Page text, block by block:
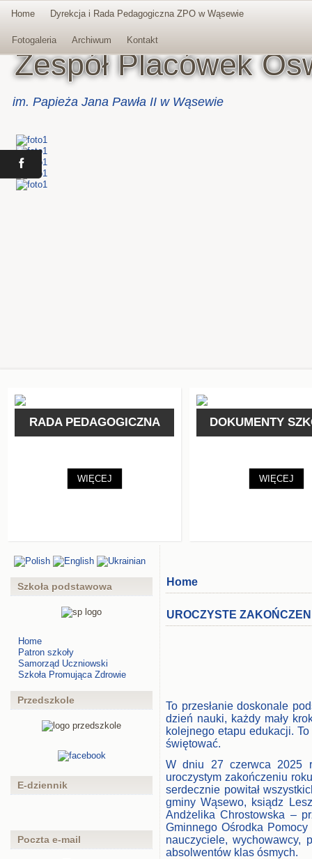
Zespół Placówek
im. Papieża Jana Pawła II w Wąsewie
Home Dyrekcja i Rada Pedagogiczna ZPO w Wąsewie
Fotogaleria Archiwum Kontakt
RADA PEDAGOGICZNA
WIĘCEJ
DOKUMENTY
WIĘCEJ
Szkoła podstawowa
Home
Patron szkoły
Samorząd Uczniowski
Szkoła Promująca Zdrowie
Przedszkole
E-dziennik
Poczta e-mail
Home
UROCZYSTE
To przesłanie doskonale
dzień nauki, każdy mały
kolejnego etapu edukacji.
świętować.
W dniu 27 czerwca 2025
uroczystym zakończeniu
serdecznie powitał
gminy Wąsewo, ksiądz
Andżelika Chrostowska –
Gminnego Ośrodka
nauczyciele, wychowawcy,
absolwentów klas ósmych.